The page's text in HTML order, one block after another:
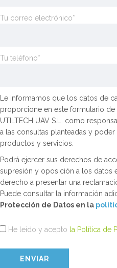
Tu correo electrónico*
Tu teléfono*
Le informamos que los datos de
proporcione en este formulario
UTILTECH UAV S.L. como
a las consultas planteadas y
productos y servicios.
Podrá ejercer sus derechos de
supresión y oposición a los datos
derecho a presentar una
Puede consultar la información
Protección de Datos en la
He leído y acepto la Política de